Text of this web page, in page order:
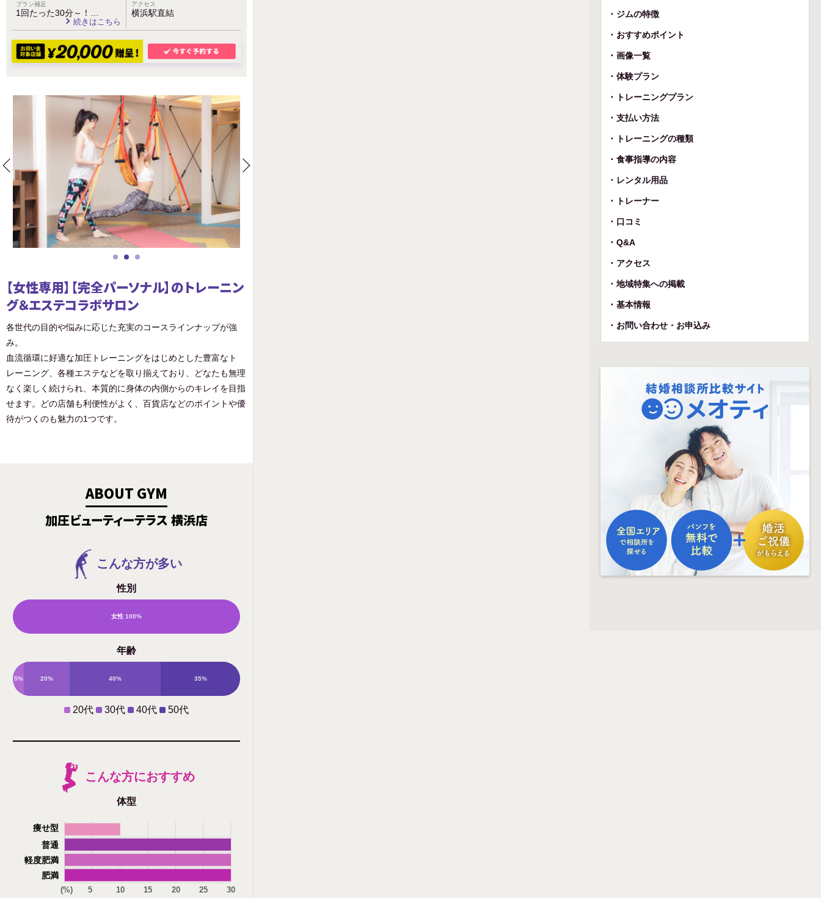
プラン補足
1回たった30分～！…
続きはこちら
アクセス
横浜駅直結
【女性専用】【完全パーソナル】のトレーニン
グ＆エステコラボサロン
各世代の目的や悩みに応じた充実のコースラインナップが強
み。
血流循環に好適な加圧トレーニングをはじめとした豊富なト
レーニング、各種エステなどを取り揃えており、どなたも無理
なく楽しく続けられ、本質的に身体の内側からのキレイを目指
せます。どの店舗も利便性がよく、百貨店などのポイントや優
待がつくのも魅力の1つです。
ABOUT GYM
加圧ビューティーテラス 横浜店
こんな方が多い
性別
女性 100%
年齢
5% 20% 40% 35%
20代 30代 40代 50代
こんな方におすすめ
体型
肥満
軽度肥満
普通
痩せ型
(%) 5 10 15 20 25 30
ジムの特徴
おすすめポイント
画像一覧
体験プラン
トレーニングプラン
支払い方法
トレーニングの種類
食事指導の内容
レンタル用品
トレーナー
口コミ
Q&A
アクセス
地域特集への掲載
基本情報
お問い合わせ・お申込み